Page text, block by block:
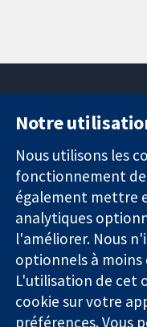
Des données
probantes.
Des décisions
éclairées.
Une meilleure
santé.
Notre
Nous utilisons les
fonctionnement
également mettre
analytiques
l'améliorer. Nous
optionnels à moins
L'utilisation de cet
cookie sur votre
préférences. Vous